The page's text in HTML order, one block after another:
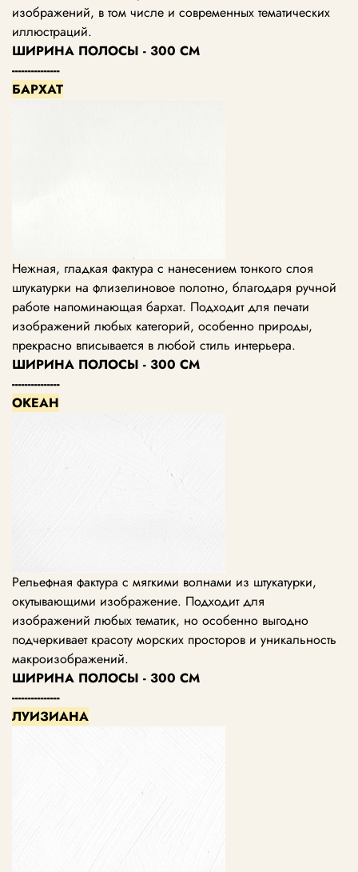
изображений, в том числе и современных тематических
иллюстраций.
ШИРИНА ПОЛОСЫ - 300 СМ
---------------
БАРХАТ
Нежная, гладкая фактура с нанесением тонкого слоя
штукатурки на флизелиновое полотно, благодаря ручной
работе напоминающая бархат. Подходит для печати
изображений любых категорий, особенно природы,
прекрасно вписывается в любой стиль интерьера.
ШИРИНА ПОЛОСЫ - 300 СМ
---------------
ОКЕАН
Рельефная фактура с мягкими волнами из штукатурки,
окутывающими изображение. Подходит для
изображений любых тематик, но особенно выгодно
подчеркивает красоту морских просторов и уникальность
макроизображений.
ШИРИНА ПОЛОСЫ - 300 СМ
---------------
ЛУИЗИАНА